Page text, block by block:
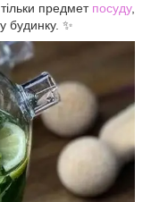
предмет посуду,
будинку. ✨